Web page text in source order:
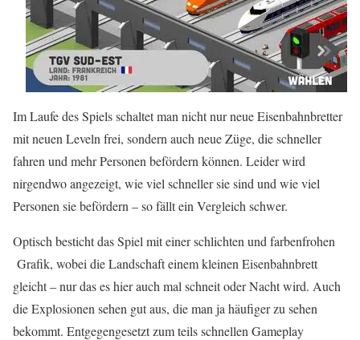
Im Laufe des Spiels schaltet man nicht nur neue Eisenbahnbretter
mit neuen Leveln frei, sondern auch neue Züge, die schneller
fahren und mehr Personen befördern können. Leider wird
nirgendwo angezeigt, wie viel schneller sie sind und wie viel
Personen sie befördern – so fällt ein Vergleich schwer.
Optisch besticht das Spiel mit einer schlichten und farbenfrohen
Grafik, wobei die Landschaft einem kleinen Eisenbahnbrett
gleicht – nur das es hier auch mal schneit oder Nacht wird. Auch
die Explosionen sehen gut aus, die man ja häufiger zu sehen
bekommt. Entgegengesetzt zum teils schnellen Gameplay